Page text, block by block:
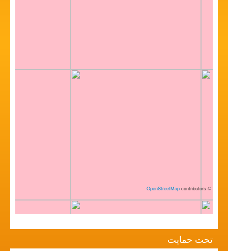
©
OpenStreetMap contributors
تحت حمایت